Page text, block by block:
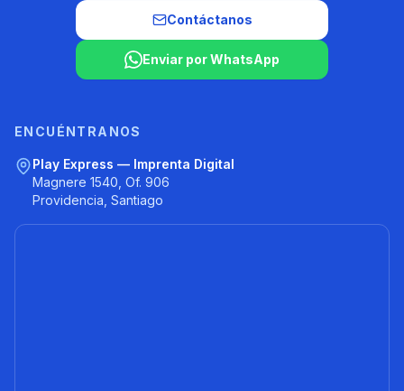
Contáctanos
Enviar por WhatsApp
ENCUÉNTRANOS
Play Express — Imprenta Digital
Magnere 1540, Of. 906
Providencia, Santiago